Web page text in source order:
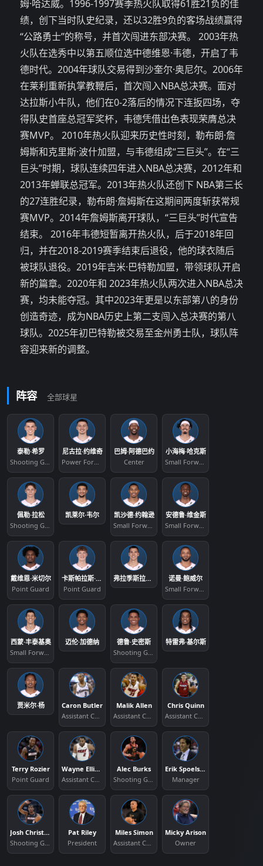
姆·哈达威。1996-1997赛季热火队取得61胜21负的佳
绩，创下当时队史纪录，还以32胜9负的客场战绩赢得
“公路勇士”的称号，并首次闯进东部决赛。 2003年热
火队在选秀中以第五顺位选中德维恩·韦德，开启了韦
德时代。2004年球队交易得到沙奎尔·奥尼尔。2006年
在莱利重新执掌教鞭后，首次闯入NBA总决赛。面对
达拉斯小牛队，他们在0-2落后的情况下连扳四场，夺
得队史首座总冠军奖杯，韦德凭借出色表现荣膺总决
赛MVP。 2010年热火队迎来历史性时刻，勒布朗·詹
姆斯和克里斯·波什加盟，与韦德组成“三巨头”。在“三
巨头”时期，球队连续四年进入NBA总决赛，2012年和
2013年蝉联总冠军。2013年热火队还创下 NBA第三长
的27连胜纪录，勒布朗·詹姆斯在这期间两度斩获常规
赛MVP。2014年詹姆斯离开球队，“三巨头”时代宣告
结束。 2016年韦德短暂离开热火队，后于2018年回
归，并在2018-2019赛季结束后退役，他的球衣随后
被球队退役。2019年吉米·巴特勒加盟，带领球队开启
新的篇章。2020年和 2023年热火队两次进入NBA总决
赛，均未能夺冠。其中2023年更是以东部第八的身份
创造奇迹，成为NBA历史上第二支闯入总决赛的第八
球队。2025年初巴特勒被交易至金州勇士队，球队阵
容迎来新的调整。
阵容 全部球星
泰勒·希罗
Shooting Guard
尼古拉·约维奇
Power Forward
巴姆·阿德巴约
Center
小海梅·哈克斯
Small Forward
佩勒·拉松
Shooting Guard
凯莱尔·韦尔
凯沙德·约翰逊
Small Forward
安德鲁·维金斯
Small Forward
戴维恩·米切尔
Point Guard
卡斯帕拉斯·雅库西奥尼斯
Point Guard
弗拉季斯拉夫·戈尔金
诺曼·鲍威尔
Small Forward
西蒙·丰泰基奥
Small Forward
迈伦·加德纳
德鲁·史密斯
Shooting Guard
特雷弗·基尔斯
贾米尔·杨
Caron Butler
Assistant Coach
Malik Allen
Assistant Coach
Chris Quinn
Assistant Coach
Terry Rozier
Point Guard
Wayne Ellington
Assistant Coach
Alec Burks
Shooting Guard
Erik Spoelstra
Manager
Josh Christopher
Shooting Guard
Pat Riley
President
Miles Simon
Assistant Coach
Micky Arison
Owner